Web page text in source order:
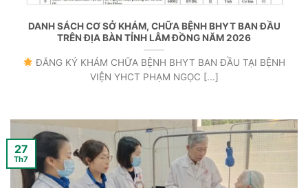
DANH SÁCH CƠ SỞ KHÁM, CHỮA BỆNH BHYT BAN ĐẦU
TRÊN ĐỊA BÀN TỈNH LÂM ĐỒNG NĂM 2026
ĐĂNG KÝ KHÁM CHỮA BỆNH BHYT BAN ĐẦU TẠI BỆNH
VIỆN YHCT PHẠM NGỌC [...]
27
Th7